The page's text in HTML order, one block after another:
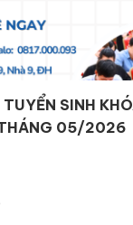
SINH
THÁNG 05/2026